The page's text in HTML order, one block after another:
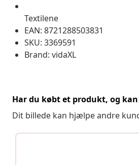
Textilene
EAN: 8721288503831
SKU: 3369591
Brand: vidaXL
Har du købt et produkt, og
Dit billede kan hjælpe andre